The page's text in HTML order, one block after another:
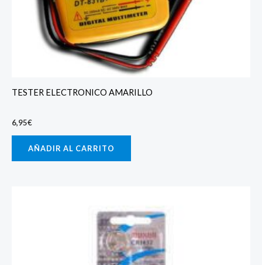
TESTER ELECTRONICO AMARILLO
6,95€
AÑADIR AL CARRITO